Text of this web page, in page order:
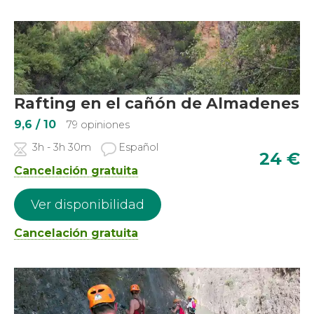
Rafting en el cañón de Almadenes
9,6 / 10
79 opiniones
3h - 3h 30m
Español
Cancelación gratuita
24 €
Ver disponibilidad
Cancelación gratuita